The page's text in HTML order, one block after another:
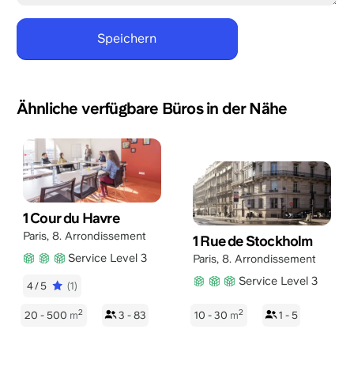
Ähnliche verfügbare Büros in der Nähe
1 Cour du Havre
Paris, 8. Arrondissement
Service Level 3
4/5 (1)
20 - 500 m2 3 - 83
1 Rue de Stockholm
Paris, 8. Arrondissement
Service Level 3
10 - 30 m2 1 - 5